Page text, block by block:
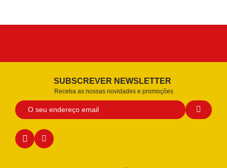
SUBSCREVER NEWSLETTER
Receba as nossas novidades e promoções